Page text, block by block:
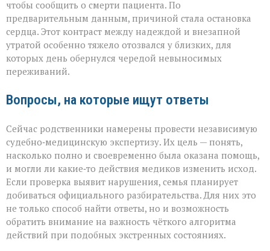
чтобы сообщить о смерти пациента. По
предварительным данным, причиной стала остановка
сердца. Этот контраст между надеждой и внезапной
утратой особенно тяжело отозвался у близких, для
которых день обернулся чередой невыносимых
переживаний.
Вопросы, на которые ищут ответы
Сейчас родственники намерены провести независимую
судебно‑медицинскую экспертизу. Их цель — понять,
насколько полно и своевременно была оказана помощь,
и могли ли какие‑то действия медиков изменить исход.
Если проверка выявит нарушения, семья планирует
добиваться официального разбирательства. Для них это
не только способ найти ответы, но и возможность
обратить внимание на важность чёткого алгоритма
действий при подобных экстренных состояниях.